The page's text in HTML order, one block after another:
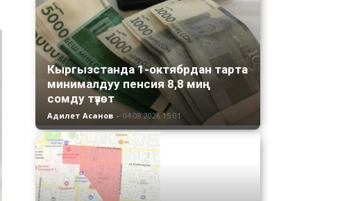
Кыргызстанда 1-октябрдан тарта
минималдуу пенсия 8,8 миң
сомду түзөт
Адилет Асанов - 04.08.2026 15:01